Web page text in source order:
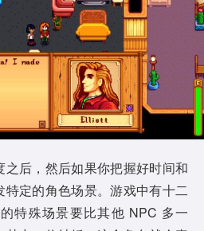
后，然后如果你把握好时间和
定的角色场景。游戏中有十二
特殊场景要比其他 NPC 多一